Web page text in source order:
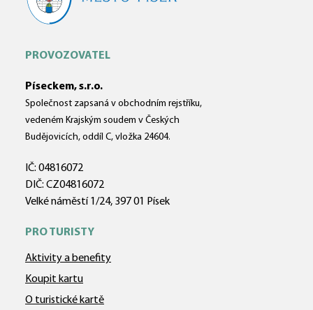
PROVOZOVATEL
Píseckem, s.r.o.
Společnost zapsaná v obchodním rejstříku,
vedeném Krajským soudem v Českých
Budějovicích, oddíl C, vložka 24604.
IČ: 04816072
DIČ: CZ04816072
Velké náměstí 1/24, 397 01 Písek
PRO TURISTY
Aktivity a benefity
Koupit kartu
O turistické kartě